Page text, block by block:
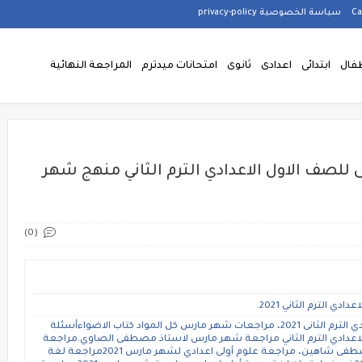
سياسة الخصوصية privacy-policy
ابتدائى اعدادى ثانوى امتحانات ميدترم المراجعة النهائية
للصف الاول الاعدادي الترم الثاني منهج شهر
(0)
الترم الثاني 2021.
امتحانات متعددة التخصصات للصف الاول الاعدادي الترم الثانى 2021، مراجعات شهر مارس كل المواد كتاب الاضواءأسئلة
الترم الثاني مراجعة شهر مارس لاستاذ مصطفى الصاوي.مراجعة
علوم للصف الاول الاعدادي الترم الثاني لاستاذ مصطفى شاهين، مراجعة علوم أولى اعدادي لشهر مارس 2021مراجعة لغة